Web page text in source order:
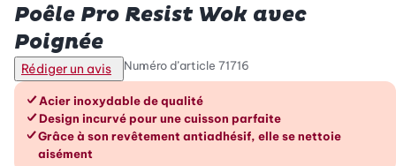
Poêle Pro Resist Wok avec
Poignée
Rédiger un avis Numéro d’article 71716
Les avantages en un coup d’œil
Acier inoxydable de qualité
Design incurvé pour une cuisson parfaite
Grâce à son revêtement antiadhésif, elle se nettoie
aisément